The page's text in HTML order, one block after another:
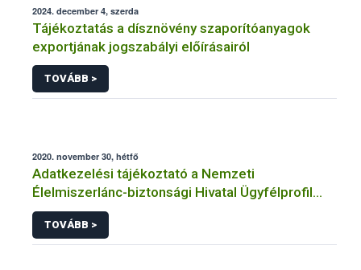
2024. december 4, szerda
Tájékoztatás a dísznövény szaporítóanyagok
exportjának jogszabályi előírásairól
TOVÁBB >
2020. november 30, hétfő
Adatkezelési tájékoztató a Nemzeti
Élelmiszerlánc-biztonsági Hivatal Ügyfélprofil
Rendszerben faanyag kereskedelem
témakörben intézhető közhatalmi eljárásaihoz
kapcsolódó adatkezeléséhez
TOVÁBB >